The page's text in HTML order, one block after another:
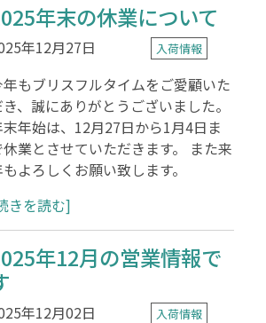
年末の休業について
年12月27日 入荷情報
もブリスフルタイムをご愛顧いた
き、誠にありがとうございました。
年始は、12月27日から1月4日ま
休業とさせていただきます。 また来
よろしくお願い致します。
きを読む]
年12月の営業情報で
年12月02日 入荷情報